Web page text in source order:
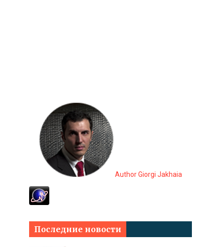
Author Giorgi Jakhaia
Последние новости